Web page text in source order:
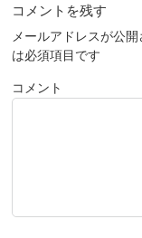
コメントを残す
メールアドレスが公開
は必須項目です
コメント